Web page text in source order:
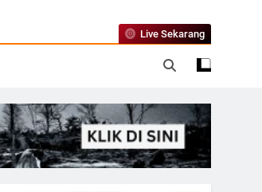
Live Sekarang